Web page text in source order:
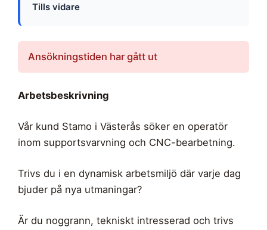
Tills vidare
Ansökningstiden har gått ut
Arbetsbeskrivning
Vår kund Stamo i Västerås söker en operatör
inom supportsvarvning och CNC-bearbetning.
Trivs du i en dynamisk arbetsmiljö där varje dag
bjuder på nya utmaningar?
Är du noggrann, tekniskt intresserad och trivs